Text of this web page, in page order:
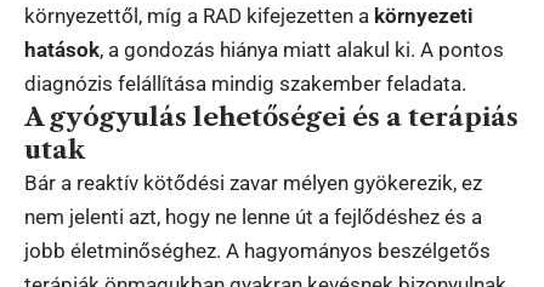
környezettől, míg a RAD kifejezetten a környezeti
hatások, a gondozás hiánya miatt alakul ki. A pontos
diagnózis felállítása mindig szakember feladata.
A gyógyulás lehetőségei és a terápiás
utak
Bár a reaktív kötődési zavar mélyen gyökerezik, ez
nem jelenti azt, hogy ne lenne út a fejlődéshez és a
jobb életminőséghez. A hagyományos beszélgetős